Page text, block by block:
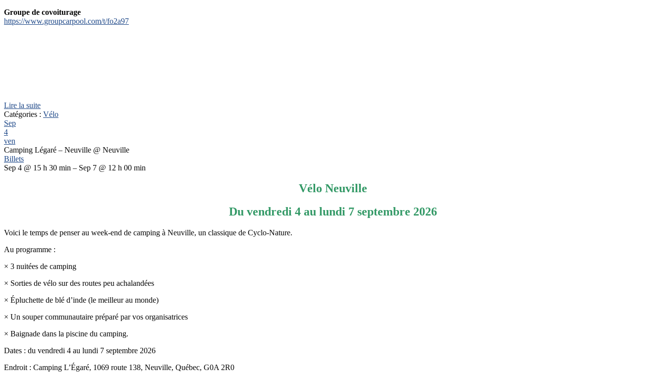
Groupe de covoiturage
https://www.groupcarpool.com/t/fo2a97
Lire la suite
Catégories : Vélo
Sep
4
ven
Camping Légaré – Neuville @ Neuville
Billets
Sep 4 @ 15 h 30 min – Sep 7 @ 12 h 00 min
Vélo Neuville
Du vendredi 4 au lundi 7 septembre 2026
Voici le temps de penser au week-end de camping à Neuville, un classique de Cyclo-Nature.
Au programme :
× 3 nuitées de camping
× Sorties de vélo sur des routes peu achalandées
× Épluchette de blé d’inde (le meilleur au monde)
× Un souper communautaire préparé par vos organisatrices
× Baignade dans la piscine du camping.
Dates : du vendredi 4 au lundi 7 septembre 2026
Endroit : Camping L’Égaré, 1069 route 138, Neuville, Québec, G0A 2R0